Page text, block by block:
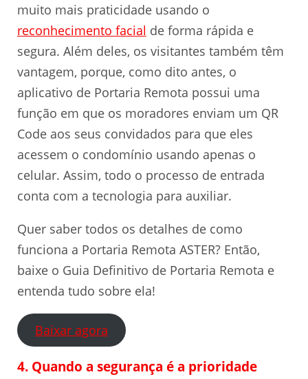
muito mais praticidade usando o
reconhecimento facial de forma rápida e
segura. Além deles, os visitantes também têm
vantagem, porque, como dito antes, o
aplicativo de Portaria Remota possui uma
função em que os moradores enviam um QR
Code aos seus convidados para que eles
acessem o condomínio usando apenas o
celular. Assim, todo o processo de entrada
conta com a tecnologia para auxiliar.
Quer saber todos os detalhes de como
funciona a Portaria Remota ASTER? Então,
baixe o Guia Definitivo de Portaria Remota e
entenda tudo sobre ela!
Baixar agora
4. Quando a segurança é a prioridade